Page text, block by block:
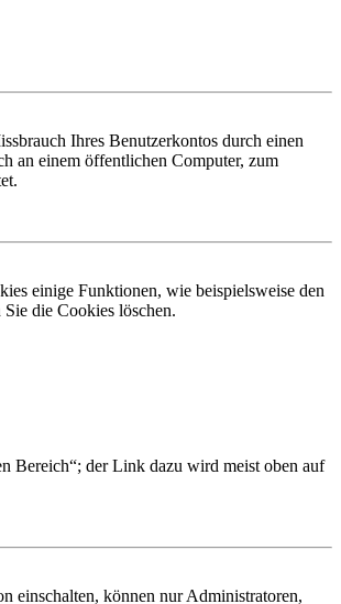
Ihres Benutzerkontos durch einen
an einem öffentlichen Computer, zum
einige Funktionen, wie beispielsweise den
die Cookies löschen.
Bereich“; der Link dazu wird meist oben auf
einschalten, können nur Administratoren,